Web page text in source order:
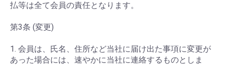
払等は全て会員の責任となります。
第3条 (変更)
1. 会員は、氏名、住所など当社に届け出た事項に変更が
あった場合には、速やかに当社に連絡するものとしま